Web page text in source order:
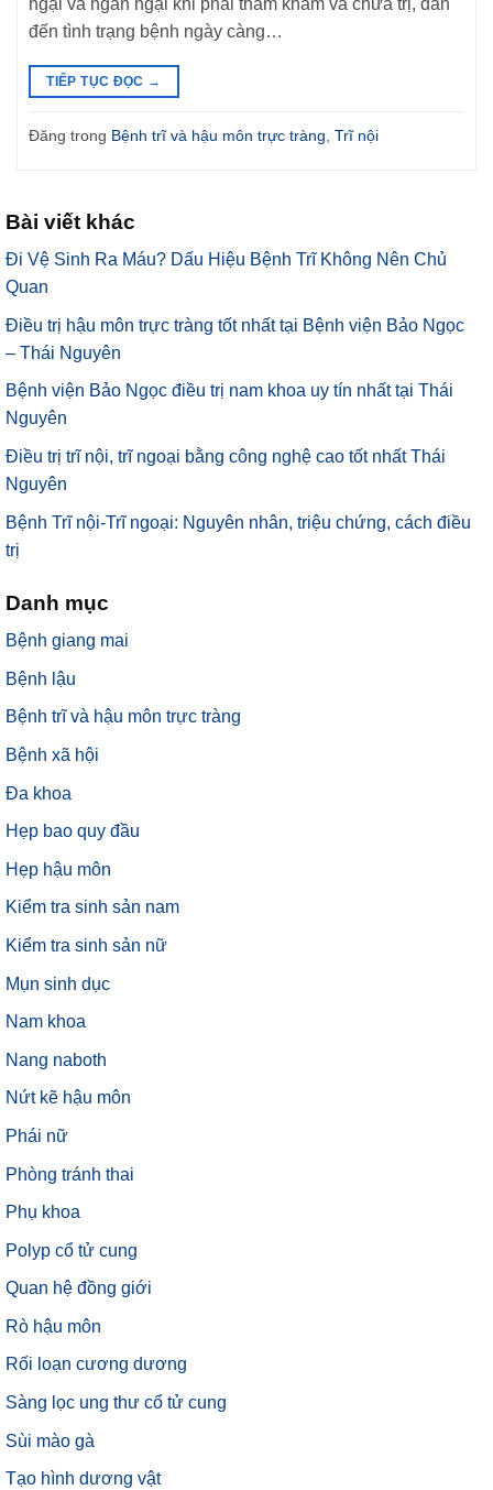
đến tình trạng bệnh ngày càng…
TIẾP TỤC ĐỌC →
Đăng trong Bệnh trĩ và hậu môn trực tràng Trĩ nội
Bài viết khác
Đi Vệ Sinh Ra Máu? Dấu Hiệu Bệnh Trĩ Không Nên Chủ
Quan
Điều trị hậu môn trực tràng tốt nhất tại Bệnh viện Bảo Ngọc
– Thái Nguyên
Bệnh viện Bảo Ngọc điều trị nam khoa uy tín nhất tại Thái
Nguyên
Điều trị trĩ nội, trĩ ngoại bằng công nghệ cao tốt nhất Thái
Nguyên
Bệnh Trĩ nội-Trĩ ngoại: Nguyên nhân, triệu chứng, cách điều
trị
Danh mục
Bệnh giang mai
Bệnh lậu
Bệnh trĩ và hậu môn trực tràng
Bệnh xã hội
Đa khoa
Hẹp bao quy đầu
Hẹp hậu môn
Kiểm tra sinh sản nam
Kiểm tra sinh sản nữ
Mụn sinh dục
Nam khoa
Nang naboth
Nứt kẽ hậu môn
Phái nữ
Phòng tránh thai
Phụ khoa
Polyp cổ tử cung
Quan hệ đồng giới
Rò hậu môn
Rối loạn cương dương
Sàng lọc ung thư cổ tử cung
Sùi mào gà
Tạo hình dương vật